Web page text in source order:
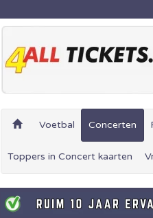
Voetbal Concerten
Toppers in Concert kaarten